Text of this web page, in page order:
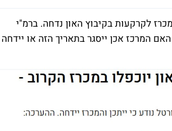
לקרקעות בקיבוץ האון נדחה. ברמ"י
המרכז אכן ייסגר בתאריך הזה או יידחה